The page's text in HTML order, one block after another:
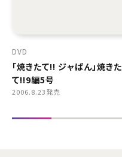
DVD
「焼きたて!! ジャぱん」焼きた
て!!9編5号
2006.8.23発売